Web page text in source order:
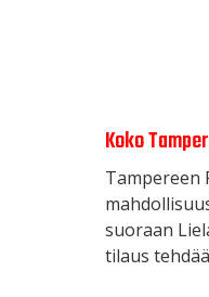
Koko
Tampereen
suoraan
tilaus